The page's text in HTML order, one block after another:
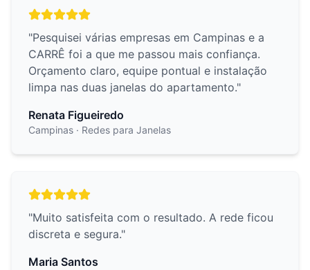
"Pesquisei várias empresas em Campinas e a
CARRÊ foi a que me passou mais confiança.
Orçamento claro, equipe pontual e instalação
limpa nas duas janelas do apartamento."
Renata Figueiredo
Campinas · Redes para Janelas
"Muito satisfeita com o resultado. A rede ficou
discreta e segura."
Maria Santos